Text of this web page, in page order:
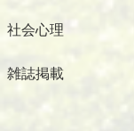
社会心理
雑誌掲載